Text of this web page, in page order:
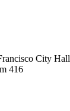
City Hall
416